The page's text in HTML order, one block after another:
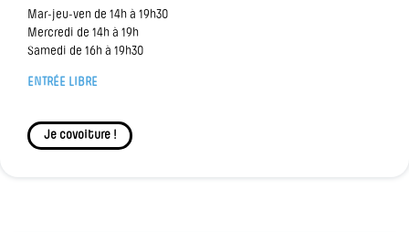
Mar-jeu-ven de 14h à 19h30
Mercredi de 14h à 19h
Samedi de 16h à 19h30
ENTRÉE LIBRE
Je covoiture !